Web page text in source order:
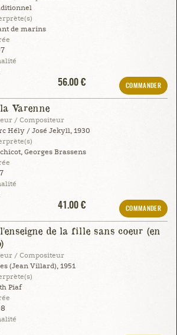
de marins
56.00 €
COMMANDER
Varenne
/ Compositeur
Hély / José Jekyll, 1930
Georges Brassens
41.00 €
COMMANDER
de la fille sans coeur (en
/ Compositeur
(Jean Villard), 1951
Piaf